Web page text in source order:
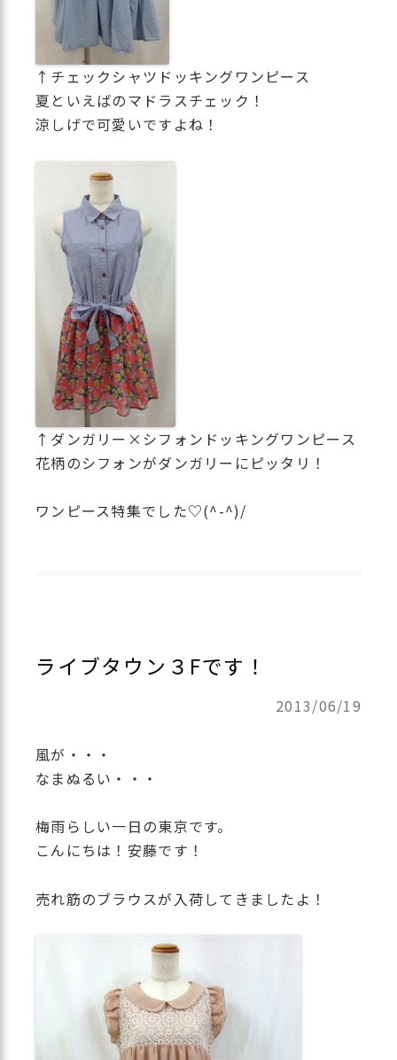
↑チェックシャツドッキングワンピース
夏といえばのマドラスチェック！
涼しげで可愛いですよね！
↑ダンガリー×シフォンドッキングワンピース
花柄のシフォンがダンガリーにピッタリ！
ワンピース特集でした♡(^-^)/
ライブタウン３Fです！
2013/06/19
風が・・・
なまぬるい・・・
梅雨らしい一日の東京です。
こんにちは！安藤です！
売れ筋のブラウスが入荷してきましたよ！